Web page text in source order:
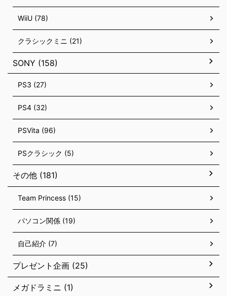
WiiU (78)
クラシックミニ (21)
SONY (158)
PS3 (27)
PS4 (32)
PSVita (96)
PSクラシック (5)
その他 (181)
Team Princess (15)
パソコン関係 (19)
自己紹介 (7)
プレゼント企画 (25)
メガドラミニ (1)